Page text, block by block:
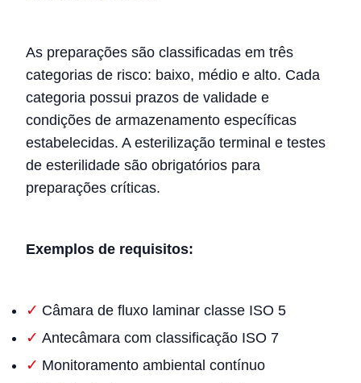
As preparações são classificadas em três
categorias de risco: baixo, médio e alto. Cada
categoria possui prazos de validade e
condições de armazenamento específicas
estabelecidas. A esterilização terminal e testes
de esterilidade são obrigatórios para
preparações críticas.
Exemplos de requisitos:
Câmara de fluxo laminar classe ISO 5
Antecâmara com classificação ISO 7
Monitoramento ambiental contínuo